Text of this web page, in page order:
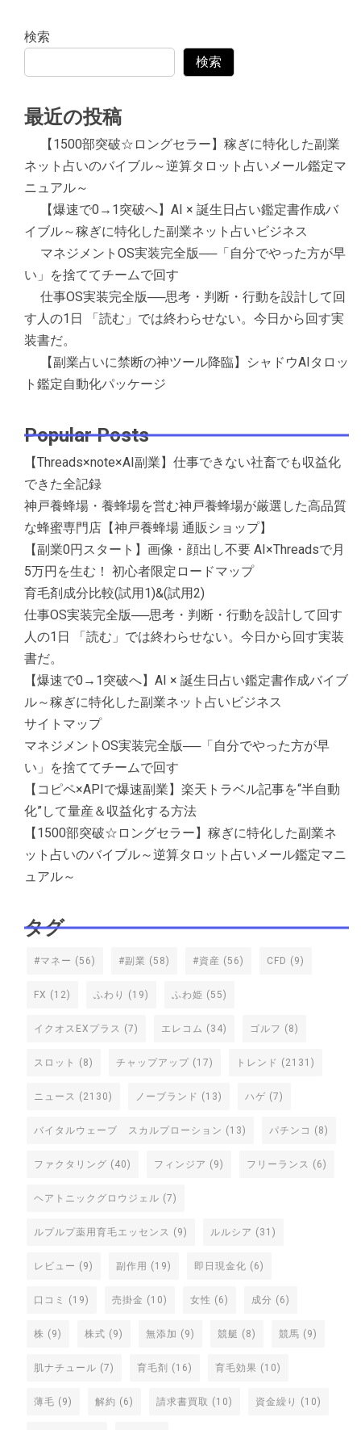
検索
検索
最近の投稿
【1500部突破☆ロングセラー】稼ぎに特化した副業
ネット占いのバイブル～逆算タロット占いメール鑑定マ
ニュアル～
【爆速で0→1突破へ】AI × 誕生日占い鑑定書作成バ
イブル～稼ぎに特化した副業ネット占いビジネス
マネジメントOS実装完全版──「自分でやった方が早
い」を捨ててチームで回す
仕事OS実装完全版──思考・判断・行動を設計して回
す人の1日 「読む」では終わらせない。今日から回す実
装書だ。
【副業占いに禁断の神ツール降臨】シャドウAIタロッ
ト鑑定自動化パッケージ
Popular Posts
【Threads×note×AI副業】仕事できない社畜でも収益化
できた全記録
神戸養蜂場・養蜂場を営む神戸養蜂場が厳選した高品質
な蜂蜜専門店【神戸養蜂場 通販ショップ】
【副業0円スタート】画像・顔出し不要 AI×Threadsで月
5万円を生む！ 初心者限定ロードマップ
育毛剤成分比較(試用1)&(試用2)
仕事OS実装完全版──思考・判断・行動を設計して回す
人の1日 「読む」では終わらせない。今日から回す実装
書だ。
【爆速で0→1突破へ】AI × 誕生日占い鑑定書作成バイブ
ル～稼ぎに特化した副業ネット占いビジネス
サイトマップ
マネジメントOS実装完全版──「自分でやった方が早
い」を捨ててチームで回す
【コピペ×APIで爆速副業】楽天トラベル記事を“半自動
化”して量産＆収益化する方法
【1500部突破☆ロングセラー】稼ぎに特化した副業ネ
ット占いのバイブル～逆算タロット占いメール鑑定マニ
ュアル～
タグ
#マネー (56) #副業 (58) #資産 (56) CFD (9)
FX (12) ふわり (19) ふわ姫 (55)
イクオスEXプラス (7) エレコム (34) ゴルフ (8)
スロット (8) チャップアップ (17) トレンド (2131)
ニュース (2130) ノーブランド (13) ハゲ (7)
バイタルウェーブ スカルプローション (13) パチンコ (8)
ファクタリング (40) フィンジア (9) フリーランス (6)
ヘアトニックグロウジェル (7)
ルプルプ薬用育毛エッセンス (9) ルルシア (31)
レビュー (9) 副作用 (19) 即日現金化 (6)
口コミ (19) 売掛金 (10) 女性 (6) 成分 (6)
株 (9) 株式 (9) 無添加 (9) 競艇 (8) 競馬 (9)
肌ナチュール (7) 育毛剤 (16) 育毛効果 (10)
薄毛 (9) 解約 (6) 請求書買取 (10) 資金繰り (10)